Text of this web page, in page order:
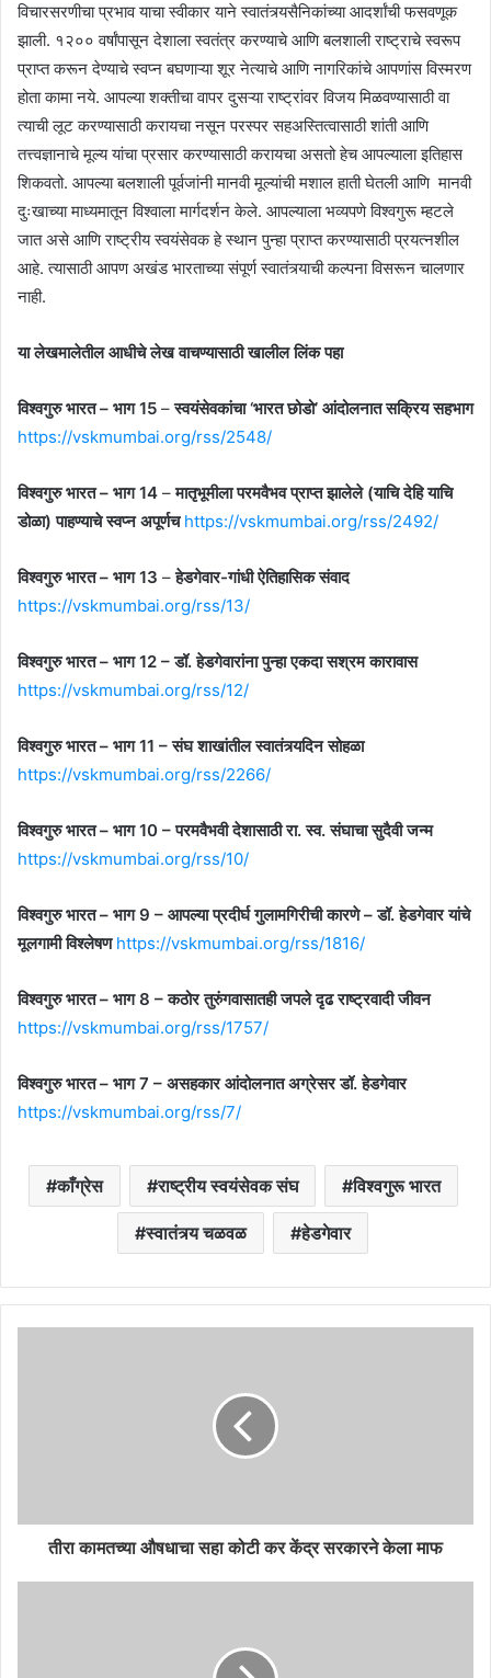
विचारसरणीचा प्रभाव याचा स्वीकार याने स्वातंत्र्यसैनिकांच्या आदर्शांची फसवणूक
झाली. १२०० वर्षांपासून देशाला स्वतंत्र करण्याचे आणि बलशाली राष्ट्राचे स्वरूप
प्राप्त करून देण्याचे स्वप्न बघणाऱ्या शूर नेत्याचे आणि नागरिकांचे आपणांस विस्मरण
होता कामा नये. आपल्या शक्तीचा वापर दुसऱ्या राष्ट्रांवर विजय मिळवण्यासाठी वा
त्याची लूट करण्यासाठी करायचा नसून परस्पर सहअस्तित्वासाठी शांती आणि
तत्त्वज्ञानाचे मूल्य यांचा प्रसार करण्यासाठी करायचा असतो हेच आपल्याला इतिहास
शिकवतो. आपल्या बलशाली पूर्वजांनी मानवी मूल्यांची मशाल हाती घेतली आणि मानवी
दुःखाच्या माध्यमातून विश्वाला मार्गदर्शन केले. आपल्याला भव्यपणे विश्वगुरू म्हटले
जात असे आणि राष्ट्रीय स्वयंसेवक हे स्थान पुन्हा प्राप्त करण्यासाठी प्रयत्नशील
आहे. त्यासाठी आपण अखंड भारताच्या संपूर्ण स्वातंत्र्याची कल्पना विसरून चालणार
नाही.
या लेखमालेतील आधीचे लेख वाचण्यासाठी खालील लिंक पहा
विश्वगुरु भारत – भाग 15 –स्वयंसेवकांचा ‘भारत छोडो’ आंदोलनात सक्रिय सहभाग
https://vskmumbai.org/rss/2548/
विश्वगुरु भारत – भाग 14 –मातृभूमीला परमवैभव प्राप्त झालेले (याचि देहि याचि
डोळा) पाहण्याचे स्वप्न अपूर्णच https://vskmumbai.org/rss/2492/
विश्वगुरु भारत – भाग 13 –हेडगेवार-गांधी ऐतिहासिक संवाद
https://vskmumbai.org/rss/13/
विश्वगुरु भारत – भाग 12 – डॉ. हेडगेवारांना पुन्हा एकदा सश्रम कारावास
https://vskmumbai.org/rss/12/
विश्वगुरु भारत – भाग 11 – संघ शाखांतील स्वातंत्र्यदिन सोहळा
https://vskmumbai.org/rss/2266/
विश्वगुरु भारत – भाग 10 – परमवैभवी देशासाठी रा. स्व. संघाचा सुदैवी जन्म
https://vskmumbai.org/rss/10/
विश्वगुरु भारत – भाग 9 – आपल्या प्रदीर्घ गुलामगिरीची कारणे – डॉ. हेडगेवार यांचे
मूलगामी विश्लेषण https://vskmumbai.org/rss/1816/
विश्वगुरु भारत – भाग 8 – कठोर तुरुंगवासातही जपले दृढ राष्ट्रवादी जीवन
https://vskmumbai.org/rss/1757/
विश्वगुरु भारत – भाग 7 – असहकार आंदोलनात अग्रेसर डॉ. हेडगेवार
https://vskmumbai.org/rss/7/
काँग्रेस राष्ट्रीय स्वयंसेवक संघ विश्वगुरू भारत
स्वातंत्र्य चळवळ हेडगेवार
तीरा कामतच्या औषधाचा सहा कोटी कर केंद्र सरकारने केला माफ